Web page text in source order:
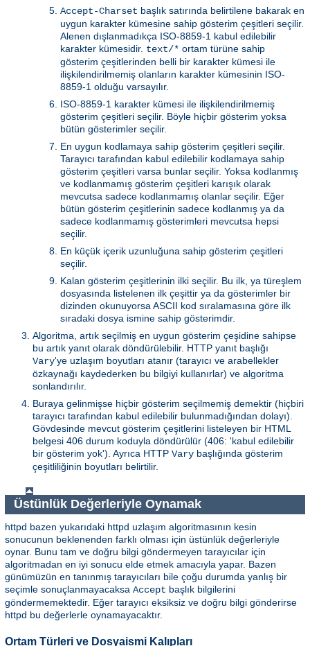
Accept-Charset başlık satırında belirtilene bakarak en
uygun karakter kümesine sahip gösterim çeşitleri seçilir.
Alenen dışlanmadıkça ISO-8859-1 kabul edilebilir
karakter kümesidir. text/* ortam türüne sahip
gösterim çeşitlerinden belli bir karakter kümesi ile
ilişkilendirilmemiş olanların karakter kümesinin ISO-
8859-1 olduğu varsayılır.
ISO-8859-1 karakter kümesi ile ilişkilendirilmemiş
gösterim çeşitleri seçilir. Böyle hiçbir gösterim yoksa
bütün gösterimler seçilir.
En uygun kodlamaya sahip gösterim çeşitleri seçilir.
Tarayıcı tarafından kabul edilebilir kodlamaya sahip
gösterim çeşitleri varsa bunlar seçilir. Yoksa kodlanmış
ve kodlanmamış gösterim çeşitleri karışık olarak
mevcutsa sadece kodlanmamış olanlar seçilir. Eğer
bütün gösterim çeşitlerinin sadece kodlanmış ya da
sadece kodlanmamış gösterimleri mevcutsa hepsi
seçilir.
En küçük içerik uzunluğuna sahip gösterim çeşitleri
seçilir.
Kalan gösterim çeşitlerinin ilki seçilir. Bu ilk, ya türeşlem
dosyasında listelenen ilk çeşittir ya da gösterimler bir
dizinden okunuyorsa ASCII kod sıralamasına göre ilk
sıradaki dosya ismine sahip gösterimdir.
Algoritma, artık seçilmiş en uygun gösterim çeşidine sahipse
bu artık yanıt olarak döndürülebilir. HTTP yanıt başlığı
Vary'ye uzlaşım boyutları atanır (tarayıcı ve arabellekler
özkaynağı kaydederken bu bilgiyi kullanırlar) ve algoritma
sonlandırılır.
Buraya gelinmişse hiçbir gösterim seçilmemiş demektir (hiçbiri
tarayıcı tarafından kabul edilebilir bulunmadığından dolayı).
Gövdesinde mevcut gösterim çeşitlerini listeleyen bir HTML
belgesi 406 durum koduyla döndürülür (406: 'kabul edilebilir
bir gösterim yok'). Ayrıca HTTP Vary başlığında gösterim
çeşitliliğinin boyutları belirtilir.
Üstünlük Değerleriyle Oynamak
httpd bazen yukarıdaki httpd uzlaşım algoritmasının kesin
sonucunun beklenenden farklı olması için üstünlük değerleriyle
oynar. Bunu tam ve doğru bilgi göndermeyen tarayıcılar için
algoritmadan en iyi sonucu elde etmek amacıyla yapar. Bazen
günümüzün en tanınmış tarayıcıları bile çoğu durumda yanlış bir
seçimle sonuçlanmayacaksa Accept başlık bilgilerini
göndermemektedir. Eğer tarayıcı eksiksiz ve doğru bilgi gönderirse
httpd bu değerlerle oynamayacaktır.
Ortam Türleri ve Dosyaismi Kalıpları